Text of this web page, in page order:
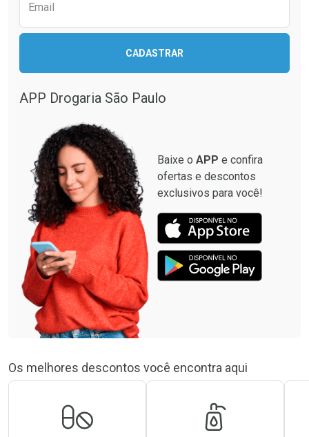
Email
CADASTRAR
APP Drogaria São Paulo
Baixe o APP e confira
ofertas e descontos
exclusivos para você!
Os melhores descontos você encontra aqui